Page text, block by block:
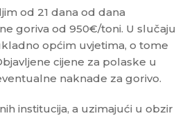
od 21 dana od dana
goriva od 950€/toni. U slučaju
općim uvjetima, o tome
cijene za polaske u
naknade za gorivo.
institucija, a uzimajući u obzir